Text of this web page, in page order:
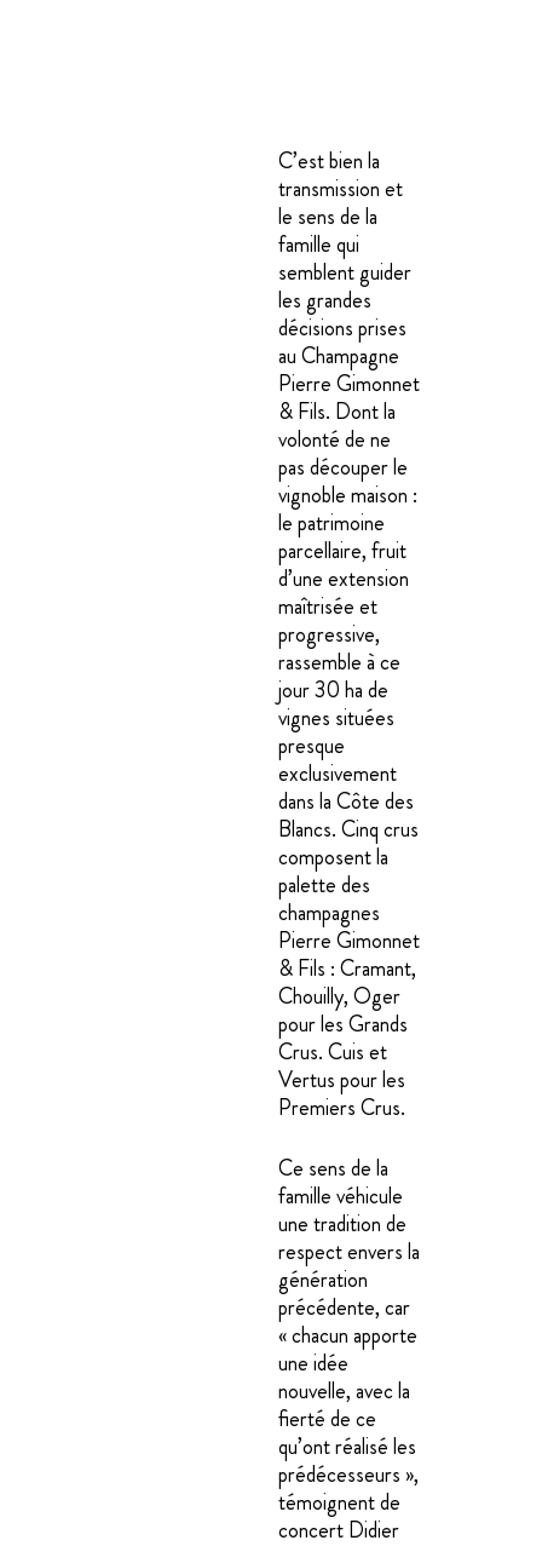
C’est bien la
transmission et
le sens de la
famille qui
semblent guider
les grandes
décisions prises
au Champagne
Pierre Gimonnet
& Fils. Dont la
volonté de ne
pas découper le
vignoble maison :
le patrimoine
parcellaire, fruit
d’une extension
maîtrisée et
progressive,
rassemble à ce
jour 30 ha de
vignes situées
presque
exclusivement
dans la Côte des
Blancs. Cinq crus
composent la
palette des
champagnes
Pierre Gimonnet
& Fils : Cramant,
Chouilly, Oger
pour les Grands
Crus. Cuis et
Vertus pour les
Premiers Crus.
Ce sens de la
famille véhicule
une tradition de
respect envers la
génération
précédente, car
« chacun apporte
une idée
nouvelle, avec la
fierté de ce
qu’ont réalisé les
prédécesseurs »,
témoignent de
concert Didier